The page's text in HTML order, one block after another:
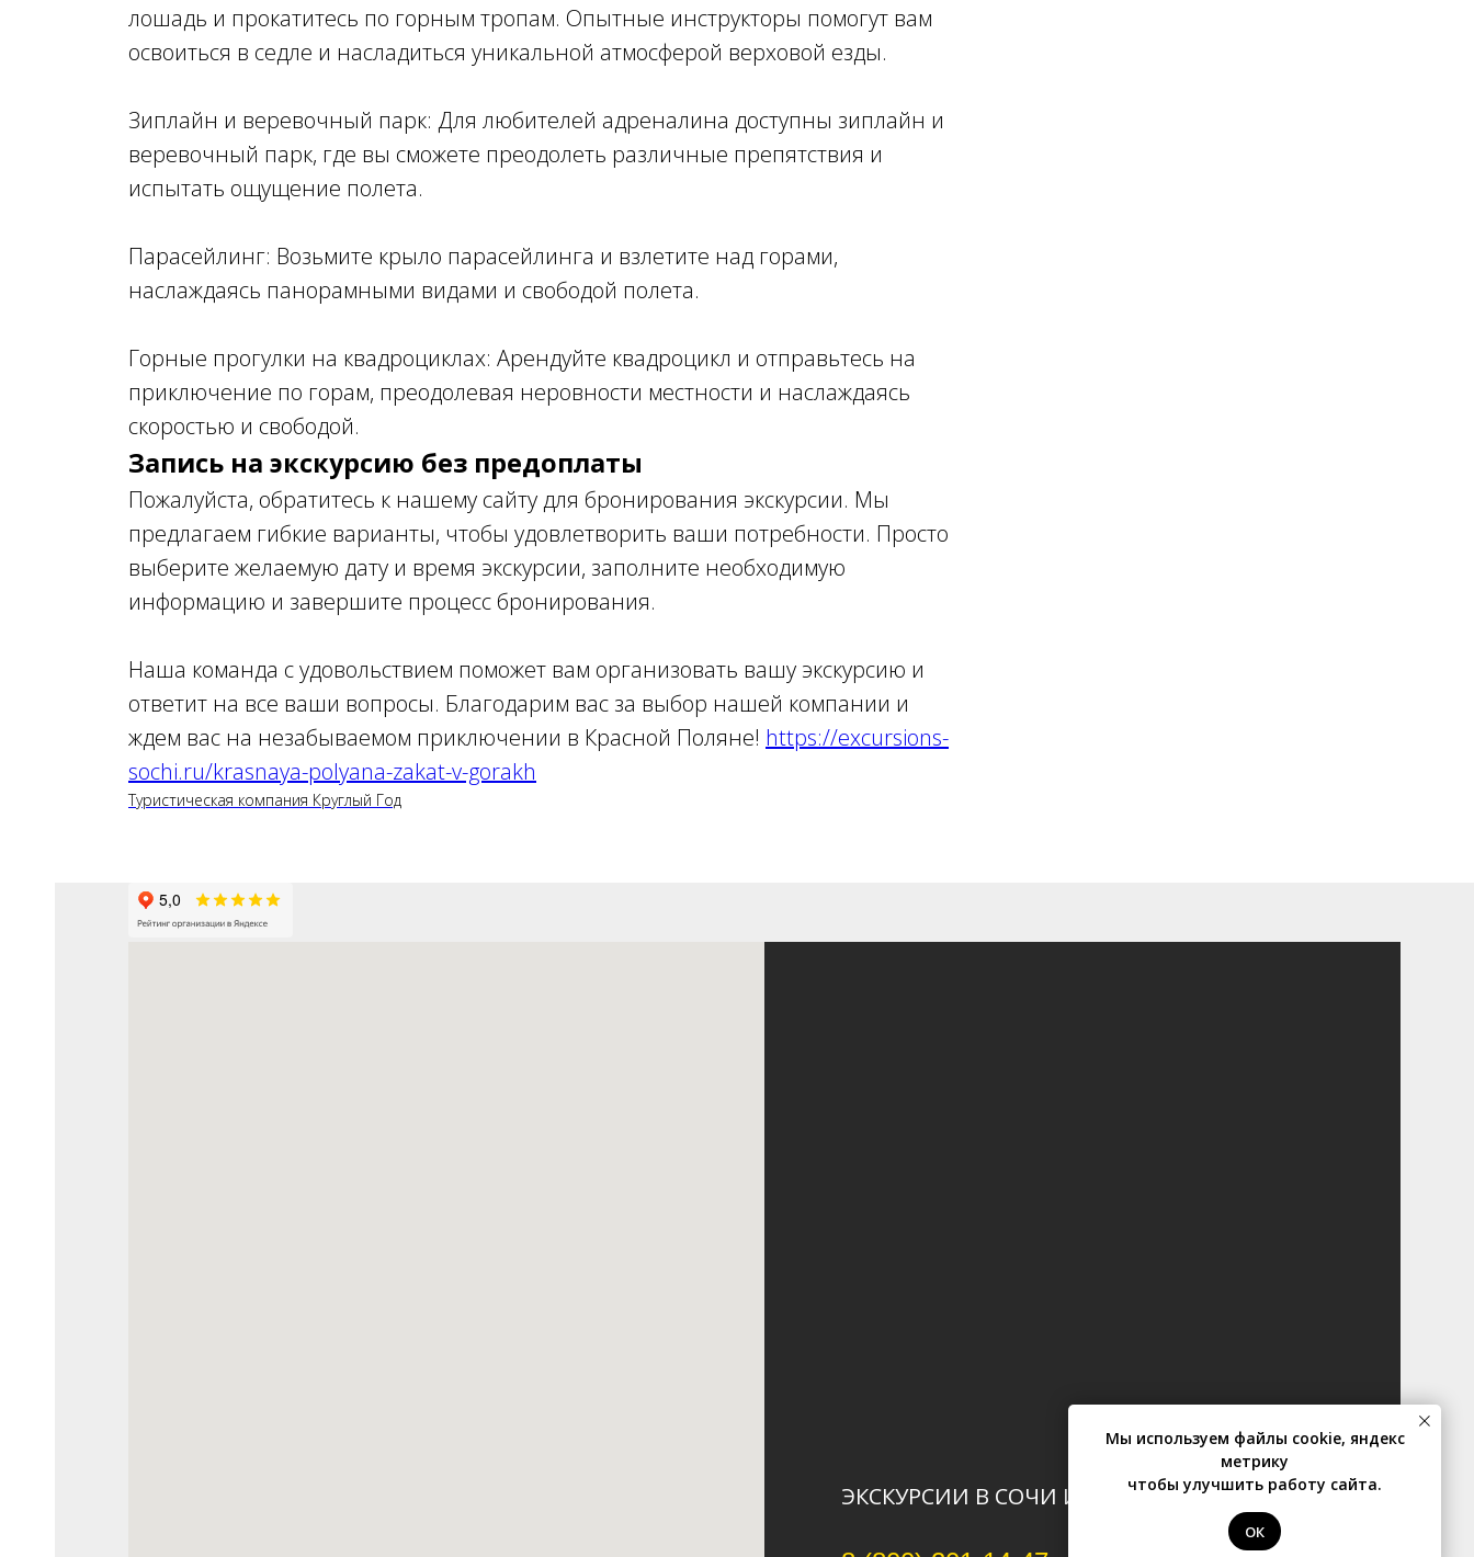
лошадь и прокатитесь по горным тропам. Опытные инструкторы помогут вам
освоиться в седле и насладиться уникальной атмосферой верховой езды.
Зиплайн и веревочный парк: Для любителей адреналина доступны зиплайн и
веревочный парк, где вы сможете преодолеть различные препятствия и
испытать ощущение полета.
Парасейлинг: Возьмите крыло парасейлинга и взлетите над горами,
наслаждаясь панорамными видами и свободой полета.
Горные прогулки на квадроциклах: Арендуйте квадроцикл и отправьтесь на
приключение по горам, преодолевая неровности местности и наслаждаясь
скоростью и свободой.
Запись на экскурсию без предоплаты
Пожалуйста, обратитесь к нашему сайту для бронирования экскурсии. Мы
предлагаем гибкие варианты, чтобы удовлетворить ваши потребности. Просто
выберите желаемую дату и время экскурсии, заполните необходимую
информацию и завершите процесс бронирования.
Наша команда с удовольствием поможет вам организовать вашу экскурсию и
ответит на все ваши вопросы. Благодарим вас за выбор нашей компании и
ждем вас на незабываемом приключении в Красной Поляне! https://excursions-
sochi.ru/krasnaya-polyana-zakat-v-gorakh
Туристическая компания Круглый Год
ЭКСКУРСИИ В СОЧИ И АБХАЗИИ
Мы используем файлы cookie, яндекс
метрику
чтобы улучшить работу сайта.
ОК